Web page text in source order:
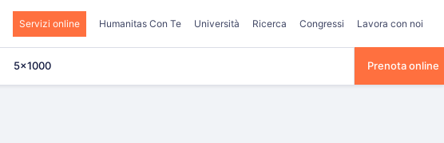
Servizi online Humanitas Con Te Università Ricerca Congressi Lavora con noi
5×1000 Prenota online